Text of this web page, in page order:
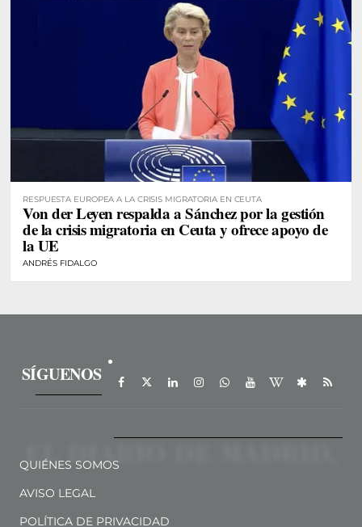
RESPUESTA EUROPEA A LA CRISIS MIGRATORIA EN CEUTA
Von der Leyen respalda a Sánchez por la gestión
de la crisis migratoria en Ceuta y ofrece apoyo de
la UE
ANDRÉS FIDALGO
SÍGUENOS
QUIÉNES SOMOS
AVISO LEGAL
POLÍTICA DE PRIVACIDAD